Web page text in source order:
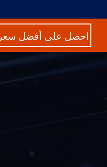
احصل على أفضل سعر